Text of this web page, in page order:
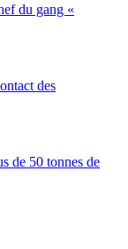
du gang «
des
de 50 tonnes de